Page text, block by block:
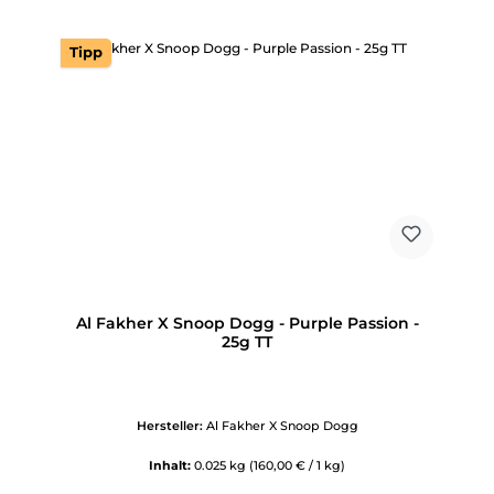
Tipp
Al Fakher X Snoop Dogg - Purple Passion -
25g TT
Hersteller: Al Fakher X Snoop Dogg
Inhalt: 0.025 kg (160,00 € / 1 kg)